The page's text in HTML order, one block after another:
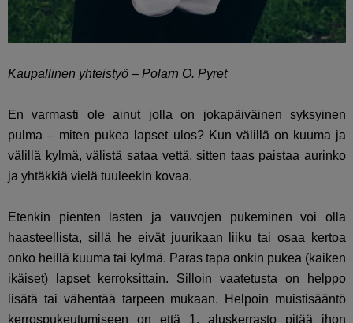
Kaupallinen yhteistyö – Polarn O. Pyret
En varmasti ole ainut jolla on jokapäiväinen syksyinen
pulma – miten pukea lapset ulos? Kun välillä on kuuma ja
välillä kylmä, välistä sataa vettä, sitten taas paistaa aurinko
ja yhtäkkiä vielä tuuleekin kovaa.
Etenkin pienten lasten ja vauvojen pukeminen voi olla
haasteellista, sillä he eivät juurikaan liiku tai osaa kertoa
onko heillä kuuma tai kylmä. Paras tapa onkin pukea (kaiken
ikäiset) lapset kerroksittain. Silloin vaatetusta on helppo
lisätä tai vähentää tarpeen mukaan. Helpoin muistisääntö
kerrospukeutumiseen on että 1. aluskerrasto pitää ihon